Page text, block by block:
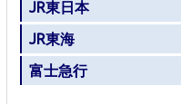
JR東日本
JR東海
富士急行